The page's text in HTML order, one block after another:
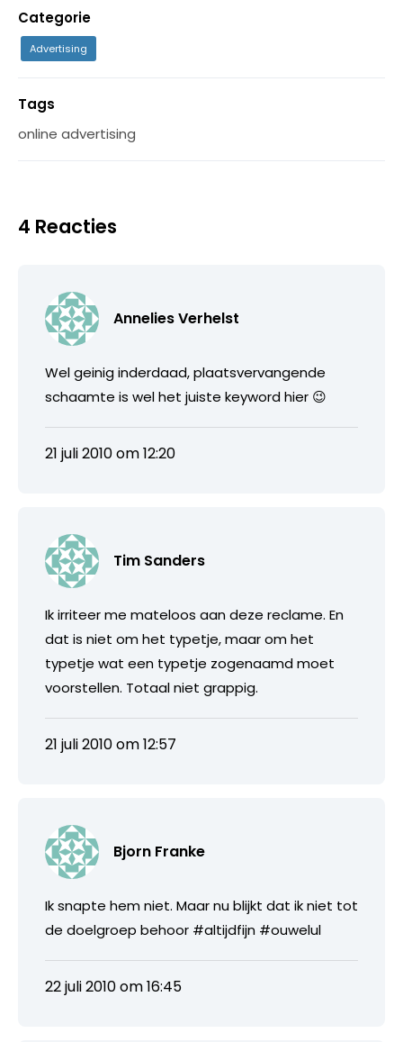
Categorie
Advertising
Tags
online advertising
4 Reacties
Annelies Verhelst
Wel geinig inderdaad, plaatsvervangende
schaamte is wel het juiste keyword hier 😉
21 juli 2010 om 12:20
Tim Sanders
Ik irriteer me mateloos aan deze reclame. En
dat is niet om het typetje, maar om het
typetje wat een typetje zogenaamd moet
voorstellen. Totaal niet grappig.
21 juli 2010 om 12:57
Bjorn Franke
Ik snapte hem niet. Maar nu blijkt dat ik niet tot
de doelgroep behoor #altijdfijn #ouwelul
22 juli 2010 om 16:45